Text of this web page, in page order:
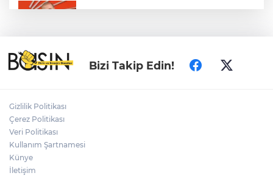
Türkiye ile Vietnam arasında 'hava'da
yeni dönem... Sefer kapasitesi artırıldı
Bizi Takip Edin!
Gizlilik Politikası
Çerez Politikası
Veri Politikası
Kullanım Şartnamesi
Künye
İletişim